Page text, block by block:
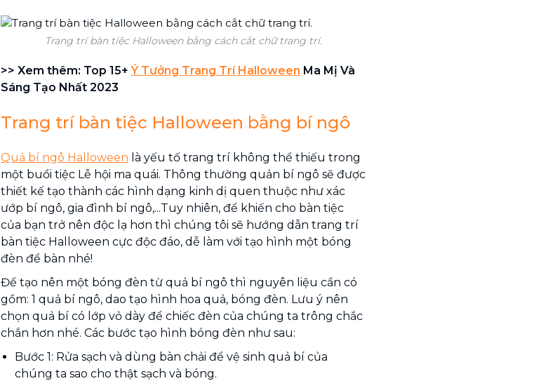
Trang trí bàn tiệc Halloween bằng cách cắt chữ trang trí.
>> Xem thêm: Top 15+Ý Tưởng Trang Trí Halloween Ma Mị Và
Sáng Tạo Nhất 2023
Trang trí bàn tiệc Halloween bằng bí ngô
Quả bí ngô Halloween là yếu tố trang trí không thể thiếu trong
một buổi tiệc Lễ hội ma quái. Thông thường quản bí ngô sẽ được
thiết kế tạo thành các hình dạng kinh dị quen thuộc như xác
ướp bí ngô, gia đình bí ngô,...Tuy nhiên, để khiến cho bàn tiệc
của bạn trở nên độc lạ hơn thì chúng tôi sẽ hướng dẫn trang trí
bàn tiệc Halloween cực độc đáo, dễ làm với tạo hình một bóng
đèn để bàn nhé!
Để tạo nên một bóng đèn từ quả bí ngô thì nguyên liệu cần có
gồm: 1 quả bí ngô, dao tạo hình hoa quả, bóng đèn. Lưu ý nên
chọn quả bí có lớp vỏ dày để chiếc đèn của chúng ta trông chắc
chắn hơn nhé. Các bước tạo hình bóng đèn như sau:
Bước 1: Rửa sạch và dùng bàn chải để vệ sinh quả bí của
chúng ta sao cho thật sạch và bóng.